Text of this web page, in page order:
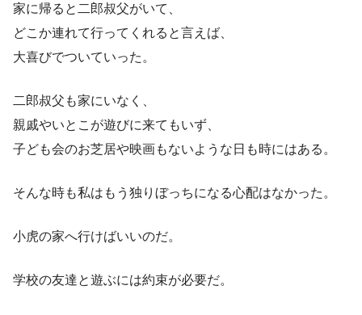
家に帰ると二郎叔父がいて、
どこか連れて行ってくれると言えば、
大喜びでついていった。
二郎叔父も家にいなく、
親戚やいとこが遊びに来てもいず、
子ども会のお芝居や映画もないような日も時にはある。
そんな時も私はもう独りぼっちになる心配はなかった。
小虎の家へ行けばいいのだ。
学校の友達と遊ぶには約束が必要だ。